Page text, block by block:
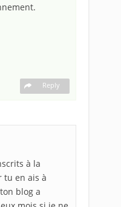
Reply
à la
tu en ais à
blog a